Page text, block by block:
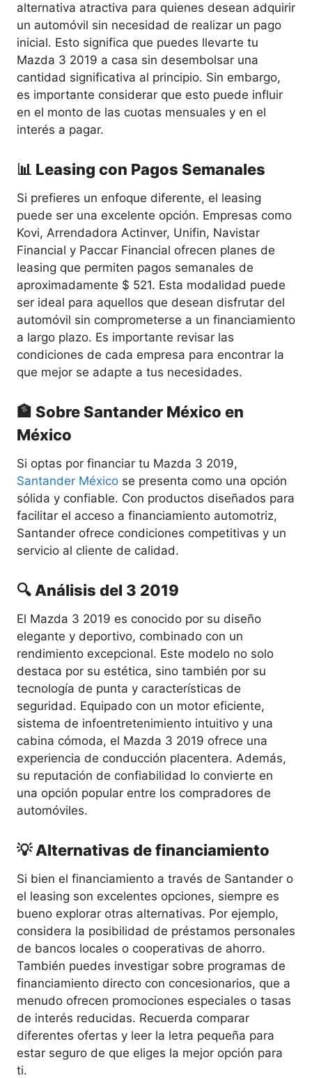
alternativa atractiva para quienes desean adquirir
un automóvil sin necesidad de realizar un pago
inicial. Esto significa que puedes llevarte tu
Mazda 3 2019 a casa sin desembolsar una
cantidad significativa al principio. Sin embargo,
es importante considerar que esto puede influir
en el monto de las cuotas mensuales y en el
interés a pagar.
📊 Leasing con Pagos Semanales
Si prefieres un enfoque diferente, el leasing
puede ser una excelente opción. Empresas como
Kovi, Arrendadora Actinver, Unifin, Navistar
Financial y Paccar Financial ofrecen planes de
leasing que permiten pagos semanales de
aproximadamente $ 521. Esta modalidad puede
ser ideal para aquellos que desean disfrutar del
automóvil sin comprometerse a un financiamiento
a largo plazo. Es importante revisar las
condiciones de cada empresa para encontrar la
que mejor se adapte a tus necesidades.
🏦 Sobre Santander México en
México
Si optas por financiar tu Mazda 3 2019,
Santander México se presenta como una opción
sólida y confiable. Con productos diseñados para
facilitar el acceso a financiamiento automotriz,
Santander ofrece condiciones competitivas y un
servicio al cliente de calidad.
🔍 Análisis del 3 2019
El Mazda 3 2019 es conocido por su diseño
elegante y deportivo, combinado con un
rendimiento excepcional. Este modelo no solo
destaca por su estética, sino también por su
tecnología de punta y características de
seguridad. Equipado con un motor eficiente,
sistema de infoentretenimiento intuitivo y una
cabina cómoda, el Mazda 3 2019 ofrece una
experiencia de conducción placentera. Además,
su reputación de confiabilidad lo convierte en
una opción popular entre los compradores de
automóviles.
💡 Alternativas de financiamiento
Si bien el financiamiento a través de Santander o
el leasing son excelentes opciones, siempre es
bueno explorar otras alternativas. Por ejemplo,
considera la posibilidad de préstamos personales
de bancos locales o cooperativas de ahorro.
También puedes investigar sobre programas de
financiamiento directo con concesionarios, que a
menudo ofrecen promociones especiales o tasas
de interés reducidas. Recuerda comparar
diferentes ofertas y leer la letra pequeña para
estar seguro de que eliges la mejor opción para
ti.